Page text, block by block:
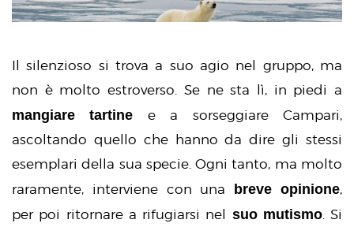
Il silenzioso si trova a suo agio nel gruppo, ma
non è molto estroverso. Se ne sta lì, in piedi a
mangiare tartine e a sorseggiare Campari,
ascoltando quello che hanno da dire gli stessi
esemplari della sua specie. Ogni tanto, ma molto
raramente, interviene con una breve opinione,
per poi ritornare a rifugiarsi nel suo mutismo. Si